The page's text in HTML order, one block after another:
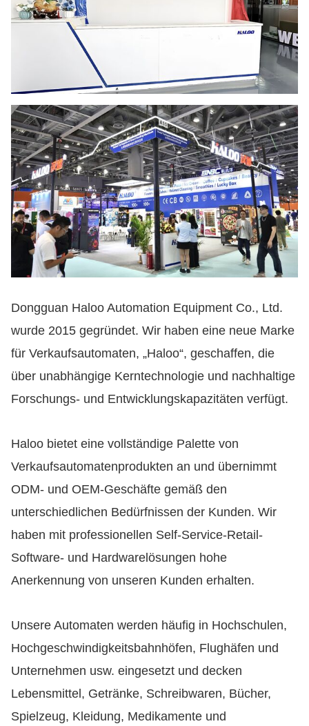
Dongguan Haloo Automation Equipment Co., Ltd.
wurde 2015 gegründet. Wir haben eine neue Marke
für Verkaufsautomaten, „Haloo“, geschaffen, die
über unabhängige Kerntechnologie und nachhaltige
Forschungs- und Entwicklungskapazitäten verfügt.
Haloo bietet eine vollständige Palette von
Verkaufsautomatenprodukten an und übernimmt
ODM- und OEM-Geschäfte gemäß den
unterschiedlichen Bedürfnissen der Kunden. Wir
haben mit professionellen Self-Service-Retail-
Software- und Hardwarelösungen hohe
Anerkennung von unseren Kunden erhalten.
Unsere Automaten werden häufig in Hochschulen,
Hochgeschwindigkeitsbahnhöfen, Flughäfen und
Unternehmen usw. eingesetzt und decken
Lebensmittel, Getränke, Schreibwaren, Bücher,
Spielzeug, Kleidung, Medikamente und